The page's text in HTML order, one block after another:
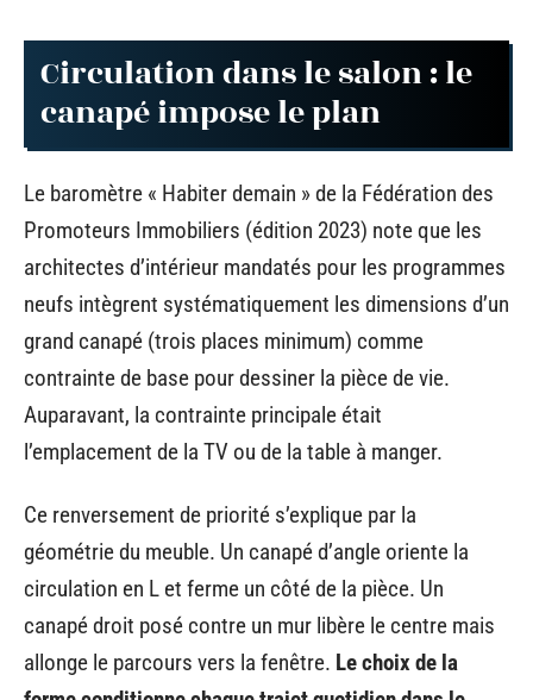
Circulation dans le salon : le
canapé impose le plan
Le baromètre « Habiter demain » de la Fédération des
Promoteurs Immobiliers (édition 2023) note que les
architectes d’intérieur mandatés pour les programmes
neufs intègrent systématiquement les dimensions d’un
grand canapé (trois places minimum) comme
contrainte de base pour dessiner la pièce de vie.
Auparavant, la contrainte principale était
l’emplacement de la TV ou de la table à manger.
Ce renversement de priorité s’explique par la
géométrie du meuble. Un canapé d’angle oriente la
circulation en L et ferme un côté de la pièce. Un
canapé droit posé contre un mur libère le centre mais
allonge le parcours vers la fenêtre. Le choix de la